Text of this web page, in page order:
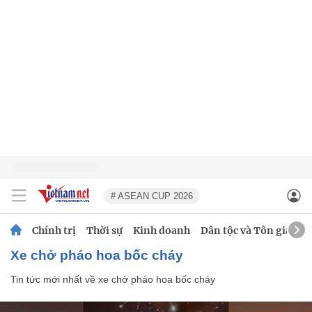
# ASEAN CUP 2026
Chính trị Thời sự Kinh doanh Dân tộc và Tôn giáo
xe chở pháo hoa bốc cháy
Tin tức mới nhất về xe chở pháo hoa bốc cháy